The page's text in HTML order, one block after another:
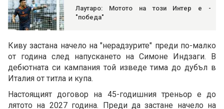
Лаутаро: Мотото на този Интер е -
"победа"
Киву застана начело на "нерадзурите" преди по-малко
от година след напускането на Симоне Индзаги. В
дебютната си кампания той изведе тима до дубъл в
Италия от титла и купа.
Настоящият договор на 45-годишния треньор е до
лятото на 2027 година. Преди да застане начело на